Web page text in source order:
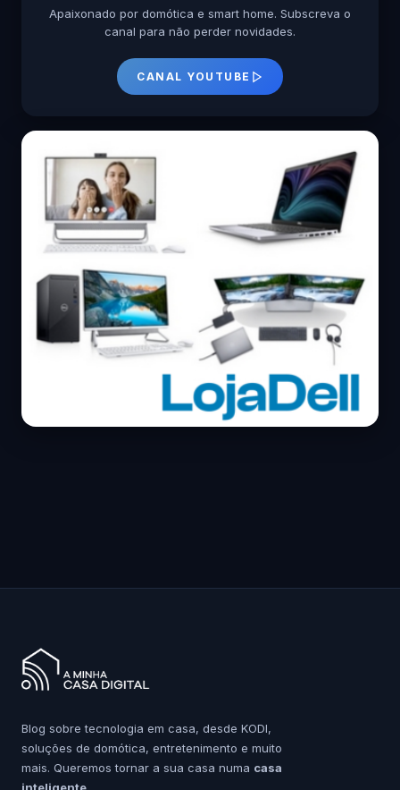
Apaixonado por domótica e smart home. Subscreva o
canal para não perder novidades.
CANAL YOUTUBE
Blog sobre tecnologia em casa, desde KODI,
soluções de domótica, entretenimento e muito
mais. Queremos tornar a sua casa numa casa